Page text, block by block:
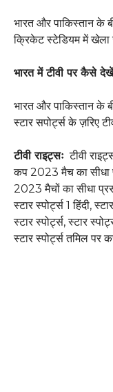
भारत और पाकिस्तान
क्रिकेट स्टेडियम में खेला
भारत में टीवी पर कैसे
भारत और पाकिस्तान के
स्टार सपोर्ट्स के ज़रिए
टीवी राइट्सः टीवी
कप 2023 मैच का सीधा
2023 मैचों का सीधा
स्टार स्पोर्ट्स 1 हिंदी,
स्टार स्पोर्ट्स, स्टार
स्टार स्पोर्ट्स तमिल पर